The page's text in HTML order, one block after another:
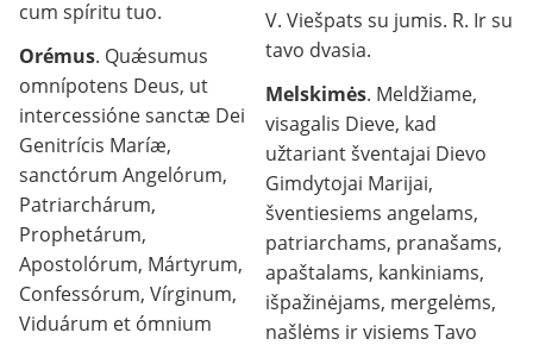
cum spíritu tuo.
Orémus. Quǽsumus
omnípotens Deus, ut
intercessióne sanctæ Dei
Genitrícis Maríæ,
sanctórum Angelórum,
Patriarchárum,
Prophetárum,
Apostolórum, Mártyrum,
Confessórum, Vírginum,
Viduárum et ómnium
V. Viešpats su jumis. R. Ir su
tavo dvasia.
Melskimės. Meldžiame,
visagalis Dieve, kad
užtariant šventajai Dievo
Gimdytojai Marijai,
šventiesiems angelams,
patriarchams, pranašams,
apaštalams, kankiniams,
išpažinėjams, mergelėms,
našlėms ir visiems Tavo